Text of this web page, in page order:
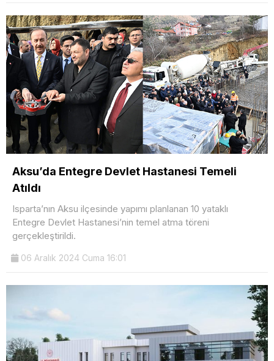
Aksu’da Entegre Devlet Hastanesi Temeli
Atıldı
Isparta’nın Aksu ilçesinde yapımı planlanan 10 yataklı
Entegre Devlet Hastanesi’nin temel atma töreni
gerçekleştirildi.
06 Aralık 2024 Cuma 16:01